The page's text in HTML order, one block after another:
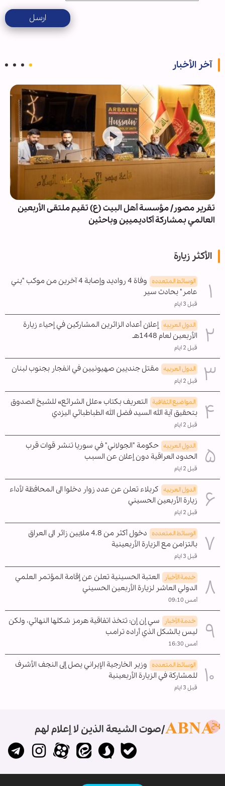
ارسل
آخر الأخبار
تقرير مصور/ مؤسسة أهل البيت (ع) تقيم ملتقى الأربعين
العالمي بمشاركة أكاديميين وباحثين
الأكثر زيارة
الوسائط المتعدده
وفاة 4 رواديد وإصابة 4 آخرين من موكب "بني
عامر" بحادث سير
قبل 3 ايام
الدول العربیه إعلان أعداد الزائرين المشاركين في إحياء زيارة
الأربعين لعام 1448هـ
قبل 2 ايام
الدول العربیه مقتل جنديين صهيونيين في انفجار بجنوب لبنان
قبل 2 ايام
المواضیع الثقافية التعريف بكتاب «علل الشرائع» للشيخ الصدوق
بتحقيق آية الله السيد فضل الله الطباطبائي اليزدي
قبل 2 ايام
الدول العربیه حكومة "الجولاني" في سوريا تنشر قوات قرب
الحدود العراقية دون إعلان عن السبب
قبل 2 ايام
الدول العربیه كربلاء تعلن عن عدد زوار دخلوا الى المحافظة لأداء
زيارة الأربعين الحسيني
قبل 2 ايام
الوسائط المتعدده
دخول أكثر من 4.8 ملايين زائر الى العراق
بالتزامن مع الزيارة الأربعينية
قبل 3 ايام
خدمة الأخبار
العتبة الحسينية تعلن عن إقامة المؤتمر العلمي
الدولي العاشر لزيارة الأربعين الحسيني
أمس 09:10
خدمة الأخبار
سي إن إن: تتخذ اتفاقية هرمز شكلها النهائي، ولكن
ليس بالشكل الذي أراده ترامب
أمس 16:30
الوسائط المتعدده وزير الخارجية الإيراني يصل إلى النجف الأشرف
للمشاركة في الزيارة الأربعينية
قبل 3 ايام
صوت الشيعة الذين لا إعلام لهم